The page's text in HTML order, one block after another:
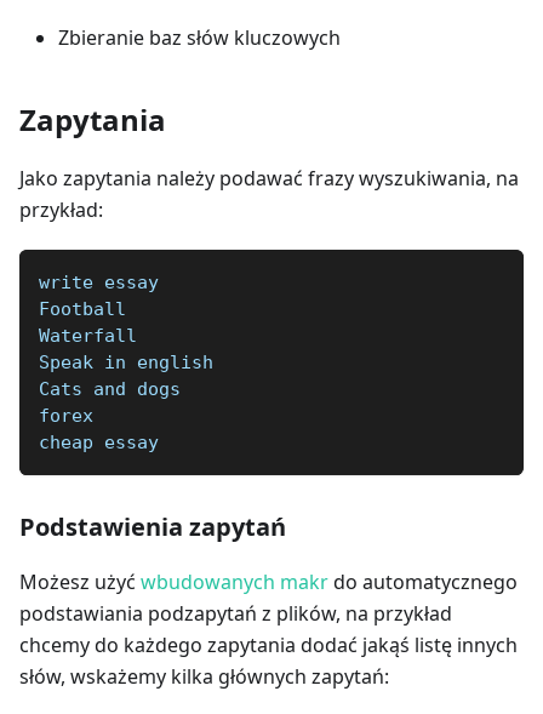
Zbieranie baz słów kluczowych
Zapytania
Jako zapytania należy podawać frazy wyszukiwania, na
przykład:
write essay
Football
Waterfall
Speak in english
Cats and dogs
forex
cheap essay
Podstawienia zapytań
Możesz użyć wbudowanych makrdo automatycznego
podstawiania podzapytań z plików, na przykład
chcemy do każdego zapytania dodać jakąś listę innych
słów, wskażemy kilka głównych zapytań: